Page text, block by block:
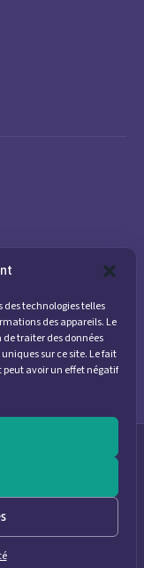
des technologies telles
des appareils. Le
traiter des données
sur ce site. Le fait
peut avoir un effet négatif
conformément à la
des Bastides